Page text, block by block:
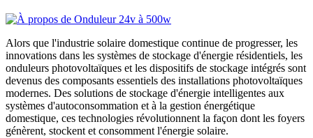
Alors que l'industrie solaire domestique continue de progresser, les
innovations dans les systèmes de stockage d'énergie résidentiels, les
onduleurs photovoltaïques et les dispositifs de stockage intégrés sont
devenus des composants essentiels des installations photovoltaïques
modernes. Des solutions de stockage d'énergie intelligentes aux
systèmes d'autoconsommation et à la gestion énergétique
domestique, ces technologies révolutionnent la façon dont les foyers
génèrent, stockent et consomment l'énergie solaire.